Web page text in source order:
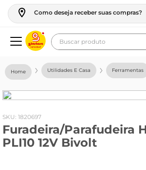
Como deseja receber suas compras?
Buscar produto
Utilidades E Casa Ferramentas
: 1820697
Furadeira/Parafudeira
PLI10 12V Bivolt
geladeira
fogao
café
cerveja